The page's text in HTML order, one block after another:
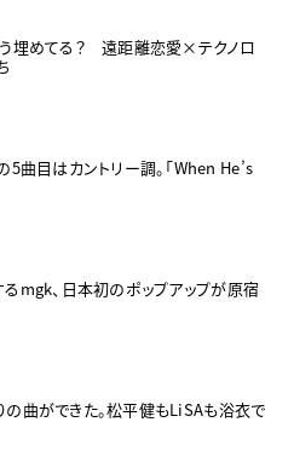
う埋めてる？ 遠距離恋愛×テクノロ
5曲目はカントリー調。「When He’s
mgk、日本初のポップアップが原宿
の曲ができた。松平健もLiSAも浴衣で